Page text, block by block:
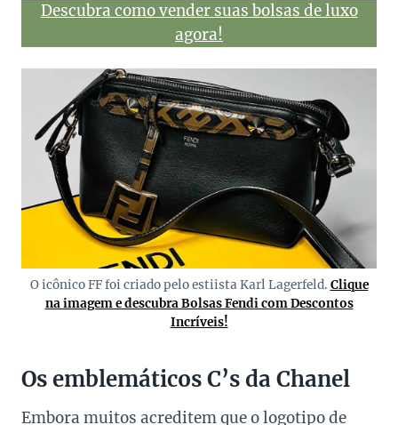
Descubra como vender suas bolsas de luxo
agora!
O icônico FF foi criado pelo estiista Karl Lagerfeld. Clique
na imagem e descubra Bolsas Fendi com Descontos
Incríveis!
Os emblemáticos C’s da Chanel
Embora muitos acreditem que o logotipo de